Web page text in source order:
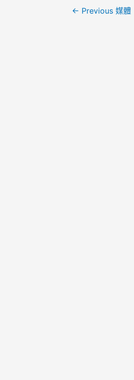
← Previous 媒體